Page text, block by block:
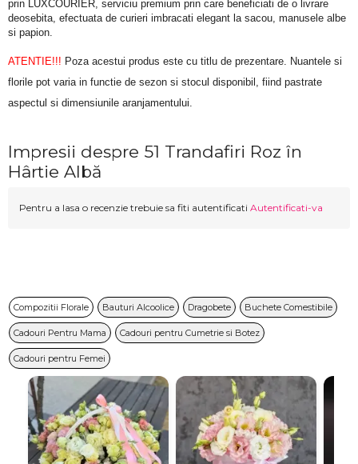
prin LUXCOURIER, serviciu premium prin care beneficiati de o livrare
deosebita, efectuata de curieri imbracati elegant la sacou, manusele albe
si papion.
ATENTIE!!! Poza acestui produs este cu titlu de prezentare. Nuantele si
florile pot varia in functie de sezon si stocul disponibil, fiind pastrate
aspectul si dimensiunile aranjamentului.
Impresii despre 51 Trandafiri Roz în
Hârtie Albă
Pentru a lasa o recenzie trebuie sa fiti autentificati Autentificati-va
Compozitii Florale Bauturi Alcoolice Dragobete Buchete Comestibile
Cadouri Pentru Mama Cadouri pentru Cumetrie si Botez
Cadouri pentru Femei